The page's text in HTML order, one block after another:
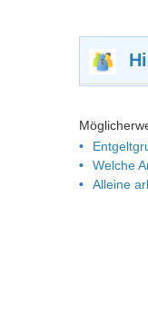
Welche
Alleine